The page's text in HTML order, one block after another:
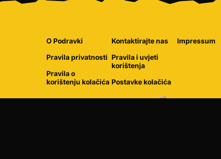
O Podravki
Pravila privatnosti
Pravila o
korištenju kolačića
Kontaktirajte nas
Pravila i uvjeti
korištenja
Postavke kolačića
Impressum